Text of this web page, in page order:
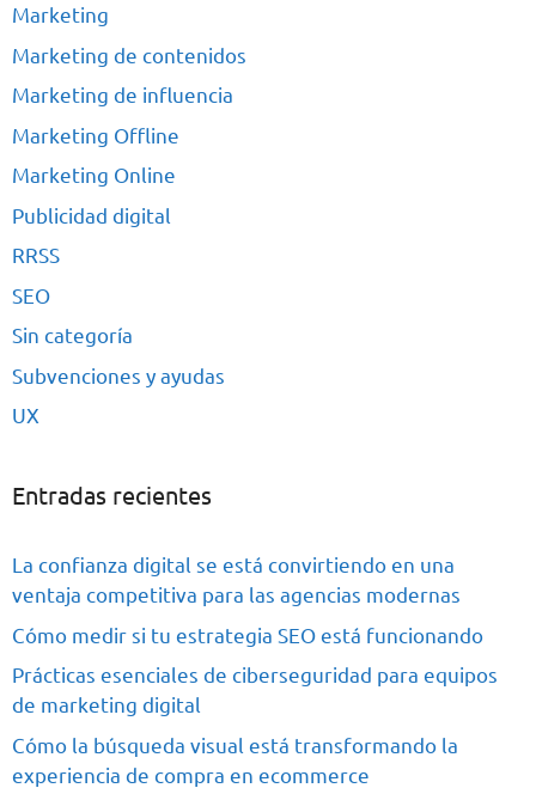
Marketing
Marketing de contenidos
Marketing de influencia
Marketing Offline
Marketing Online
Publicidad digital
RRSS
SEO
Sin categoría
Subvenciones y ayudas
UX
Entradas recientes
La confianza digital se está convirtiendo en una
ventaja competitiva para las agencias modernas
Cómo medir si tu estrategia SEO está funcionando
Prácticas esenciales de ciberseguridad para equipos
de marketing digital
Cómo la búsqueda visual está transformando la
experiencia de compra en ecommerce